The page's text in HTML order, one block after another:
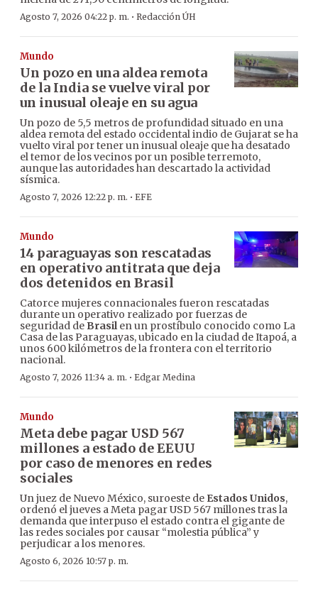
Agosto 7, 2026 04:22 p. m. · Redacción ÚH
Mundo
Un pozo en una aldea remota
de la India se vuelve viral por
un inusual oleaje en su agua
Un pozo de 5,5 metros de profundidad situado en una
aldea remota del estado occidental indio de Gujarat se ha
vuelto viral por tener un inusual oleaje que ha desatado
el temor de los vecinos por un posible terremoto,
aunque las autoridades han descartado la actividad
sísmica.
Agosto 7, 2026 12:22 p. m. · EFE
Mundo
14 paraguayas son rescatadas
en operativo antitrata que deja
dos detenidos en Brasil
Catorce mujeres connacionales fueron rescatadas
durante un operativo realizado por fuerzas de
seguridad de Brasilen un prostíbulo conocido como La
Casa de las Paraguayas, ubicado en la ciudad de Itapoá, a
unos 600 kilómetros de la frontera con el territorio
nacional.
Agosto 7, 2026 11:34 a. m. · Edgar Medina
Mundo
Meta debe pagar USD 567
millones a estado de EEUU
por caso de menores en redes
sociales
Un juez de Nuevo México, suroeste de Estados Unidos,
ordenó el jueves a Meta pagar USD 567 millones tras la
demanda que interpuso el estado contra el gigante de
las redes sociales por causar “molestia pública” y
perjudicar a los menores.
Agosto 6, 2026 10:57 p. m.